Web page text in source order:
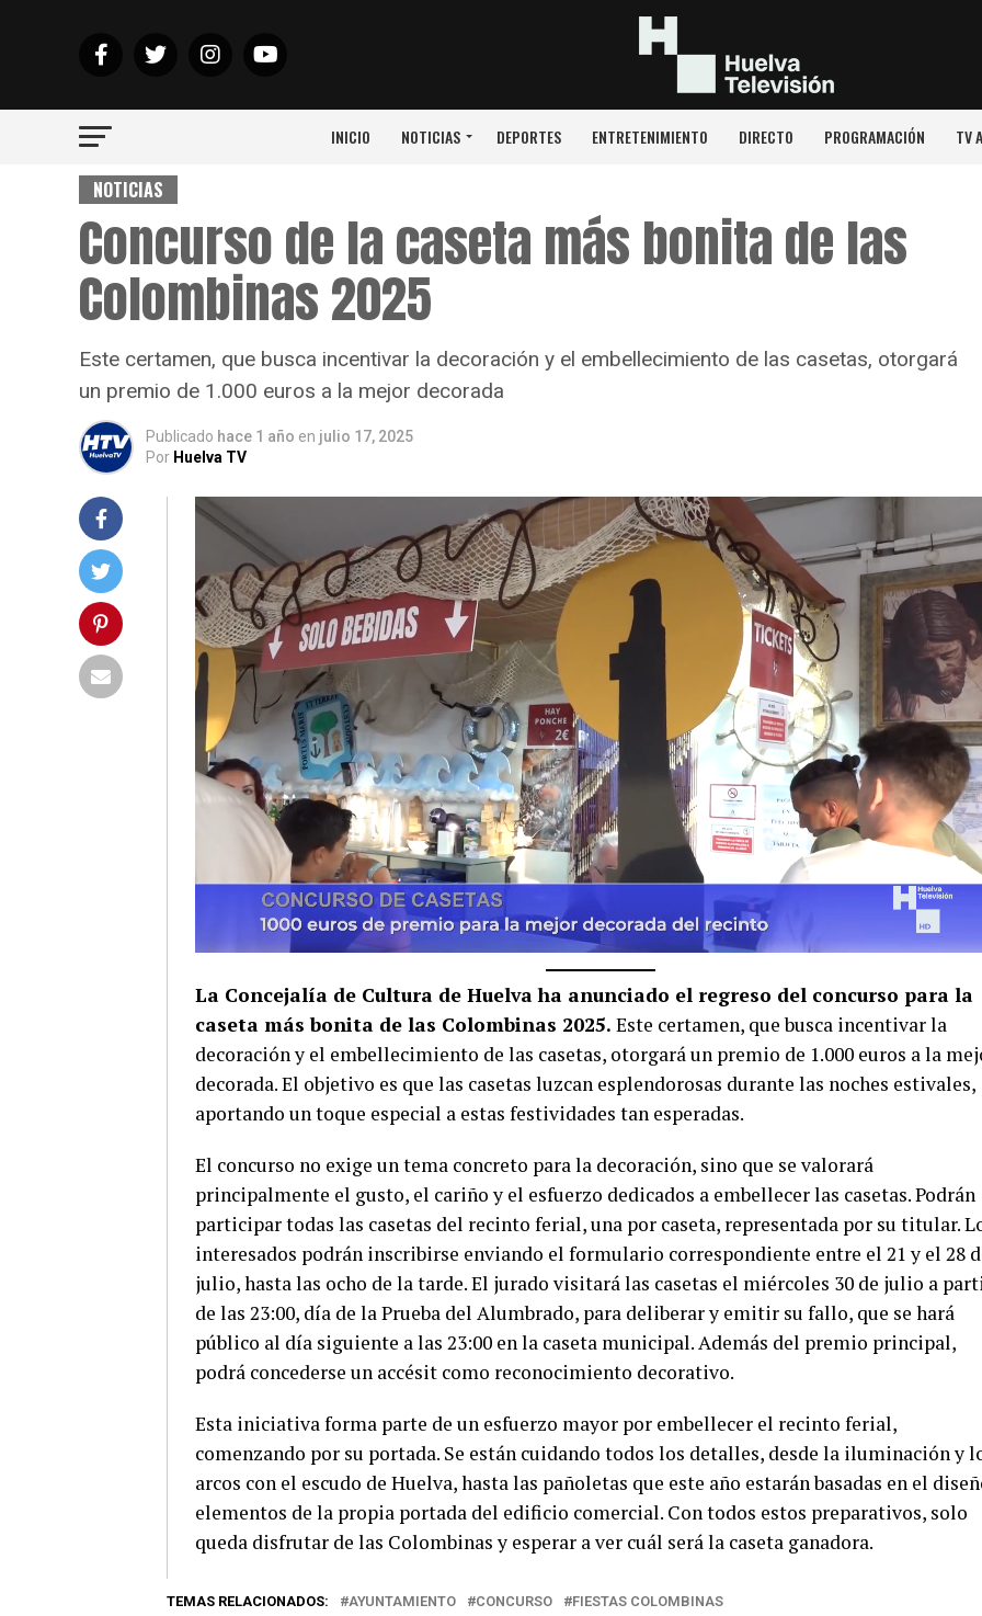
INICIO NOTICIAS DEPORTES ENTRETENIMIENTO DIRECTO PROGRAMACIÓN TV
NOTICIAS
Concurso de la caseta más bonita de las
Colombinas 2025
Este certamen, que busca incentivar la decoración y el embellecimiento de las casetas, otorgará
un premio de 1.000 euros a la mejor decorada
Publicado hace 1 año en julio 17, 2025
Por Huelva TV
La Concejalía de Cultura de Huelva ha anunciado el regreso del concurso para la
caseta más bonita de las Colombinas 2025. Este certamen, que busca incentivar la
decoración y el embellecimiento de las casetas, otorgará un premio de 1.000 euros a la
decorada. El objetivo es que las casetas luzcan esplendorosas durante las noches estivales,
aportando un toque especial a estas festividades tan esperadas.
El concurso no exige un tema concreto para la decoración, sino que se valorará
principalmente el gusto, el cariño y el esfuerzo dedicados a embellecer las casetas. Podrán
participar todas las casetas del recinto ferial, una por caseta, representada por su titular.
interesados podrán inscribirse enviando el formulario correspondiente entre el 21 y el 28
julio, hasta las ocho de la tarde. El jurado visitará las casetas el miércoles 30 de julio a
de las 23:00, día de la Prueba del Alumbrado, para deliberar y emitir su fallo, que se hará
público al día siguiente a las 23:00 en la caseta municipal. Además del premio principal,
podrá concederse un accésit como reconocimiento decorativo.
Esta iniciativa forma parte de un esfuerzo mayor por embellecer el recinto ferial,
comenzando por su portada. Se están cuidando todos los detalles, desde la iluminación y
arcos con el escudo de Huelva, hasta las pañoletas que este año estarán basadas en el
elementos de la propia portada del edificio comercial. Con todos estos preparativos, solo
queda disfrutar de las Colombinas y esperar a ver cuál será la caseta ganadora.
TEMAS RELACIONADOS: AYUNTAMIENTO CONCURSO FIESTAS COLOMBINAS